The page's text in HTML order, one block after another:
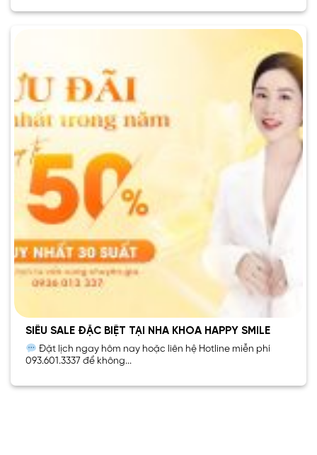
SIÊU SALE ĐẶC BIỆT TẠI NHA KHOA HAPPY SMILE
Đặt lịch ngay hôm nay hoặc liên hệ Hotline miễn phí
093.601.3337 để không...